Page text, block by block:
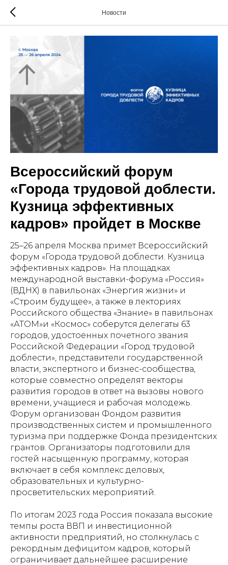
Новости
Всероссийский форум
«Города трудовой доблести.
Кузница эффективных
кадров» пройдет в Москве
25–26 апреля Москва примет Всероссийский
форум «Города трудовой доблести. Кузница
эффективных кадров». На площадках
международной выставки-форума «Россия»
(ВДНХ) в павильонах «Энергия жизни» и
«Строим будущее», а также в лекториях
Российского общества «Знание» в павильонах
«АТОМ»и «Космос» соберутся делегаты 63
городов, удостоенных почетного звания
Российской Федерации «Город трудовой
доблести», представители государственной
власти, экспертного и бизнес-сообщества,
которые совместно определят векторы
развития городов в ответ на вызовы нового
времени, учащиеся и рабочая молодежь.
Форум организован Фондом развития
производственных систем и промышленного
туризма при поддержке Фонда президентских
грантов. Организаторы подготовили для
гостей насыщенную программу, которая
включает в себя комплекс деловых,
образовательных и культурно-
просветительских мероприятий.
По итогам 2023 года Россия показала высокие
темпы роста ВВП и инвестиционной
активности предприятий, но столкнулась с
рекордным дефицитом кадров, который
ограничивает дальнейшее расширение